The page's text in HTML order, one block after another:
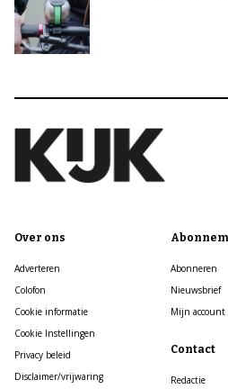
Over ons
Adverteren
Colofon
Cookie informatie
Cookie Instellingen
Privacy beleid
Disclaimer/vrijwaring
Abonneren
Nieuwsbrief
Mijn account
Contact
Redactie